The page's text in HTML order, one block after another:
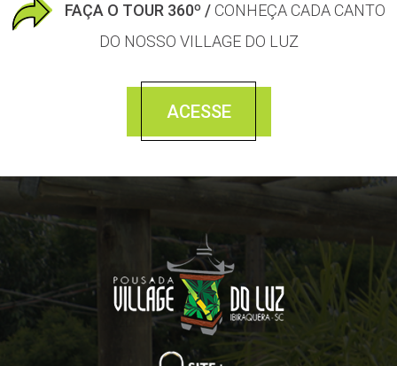
FAÇA O TOUR 360º / CONHEÇA CADA CANTO
DO NOSSO VILLAGE DO LUZ
ACESSE